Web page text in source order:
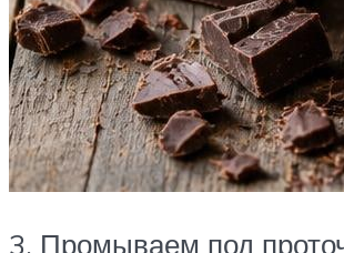
3. Промываем под